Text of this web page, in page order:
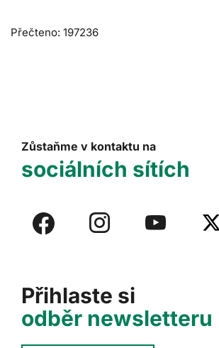
Přečteno: 197236
Přihlaste si
odběr newsletteru
Zůstaňme v kontaktu na
sociálních sítích